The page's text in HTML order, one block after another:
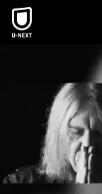
本文へスキップ